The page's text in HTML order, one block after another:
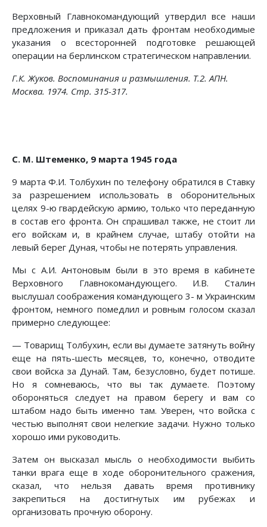
Верховный Главнокомандующий утвердил все наши
предложения и приказал дать фронтам необходимые
указания о всесторонней подготовке решающей
операции на берлинском стратегическом направлении.
Г.К. Жуков. Воспоминания и размышления. Т.2. АПН.
Москва. 1974. Стр. 315-317.
С. М. Штеменко, 9 марта 1945 года
9 марта Ф.И. Толбухин по телефону обратился в Ставку
за разрешением использовать в оборонительных
целях 9-ю гвардейскую армию, только что переданную
в состав его фронта. Он спрашивал также, не стоит ли
его войскам и, в крайнем случае, штабу отойти на
левый берег Дуная, чтобы не потерять управления.
Мы с А.И. Антоновым были в это время в кабинете
Верховного Главнокомандующего. И.В. Сталин
выслушал соображения командующего 3- м Украинским
фронтом, немного помедлил и ровным голосом сказал
примерно следующее:
— Товарищ Толбухин, если вы думаете затянуть войну
еще на пять-шесть месяцев, то, конечно, отводите
свои войска за Дунай. Там, безусловно, будет потише.
Но я сомневаюсь, что вы так думаете. Поэтому
обороняться следует на правом берегу и вам со
штабом надо быть именно там. Уверен, что войска с
честью выполнят свои нелегкие задачи. Нужно только
хорошо ими руководить.
Затем он высказал мысль о необходимости выбить
танки врага еще в ходе оборонительного сражения,
сказал, что нельзя давать время противнику
закрепиться на достигнутых им рубежах и
организовать прочную оборону.